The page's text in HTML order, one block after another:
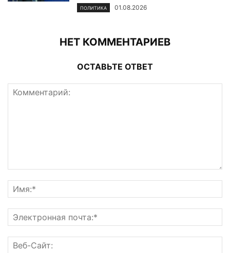
ПОЛИТИКА 01.08.2026
НЕТ КОММЕНТАРИЕВ
ОСТАВЬТЕ ОТВЕТ